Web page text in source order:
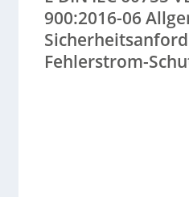
900:2016-06
Fehlerstrom-